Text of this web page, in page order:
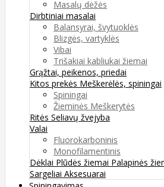
Masalų dėžės
Dirbtiniai masalai
Balansyrai, švytuoklės
Blizgės, vartyklės
Vibai
Trišakiai kabliukai žiemai
Grąžtai, peikenos, priedai
Kitos prekės Meškerėlės, spiningai
Spiningai
Žieminės Meškerytės
Ritės Seliavų žvejyba
Valai
Fluorokarboninis
Monofilamentinis
Dėklai Plūdės žiemai Palapinės
Sargeliai Aksesuarai